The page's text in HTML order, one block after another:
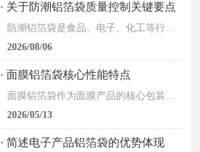
· 关于防潮铝箔袋质量控制关键要点
防潮铝箔袋是食品、电子、化工等行业常用的包装材料，具备阻隔水汽、避光、密封防护的作用，产品质量直接影响包装物的储存效果与保存周期。为保障铝箔袋的防潮性能与使用品质，需在原料筛选、生...
2026/08/06
· 面膜铝箔袋核心性能特点
面膜铝箔袋作为面膜产品的核心包装，核心作用是保护面膜精华活性、延长保质期，同时兼顾便携性与美观性，其性能特点直接决定包装的实用性与安全性。以下聚焦面膜铝箔袋核心性能：1、阻隔性是其...
2026/05/13
· 简述电子产品铝箔袋的优势体现